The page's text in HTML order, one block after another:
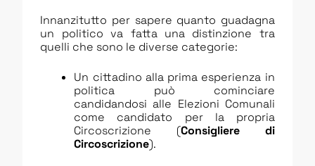
Innanzitutto per sapere quanto guadagna
un politico va fatta una distinzione tra
quelli che sono le diverse categorie:
Un cittadino alla prima esperienza in
politica può cominciare
candidandosi alle Elezioni Comunali
come candidato per la propria
Circoscrizione (Consigliere di
Circoscrizione).